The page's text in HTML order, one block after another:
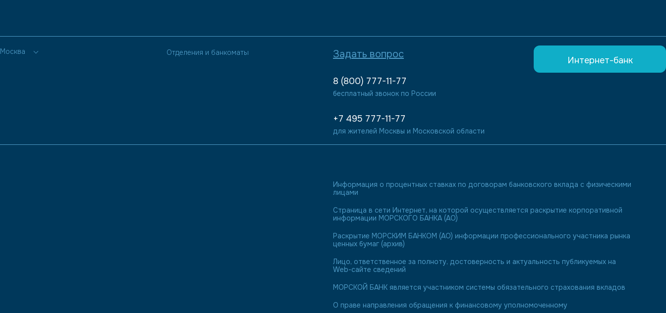
Москва Отделения и банкоматы Задать вопрос
8 (800) 777-11-77
бесплатный звонок по России
+7 495 777-11-77
для жителей Москвы и Московской области
Интернет-банк
Информация о процентных ставках по договорам банковского вклада с физическими
лицами
Страница в сети Интернет, на которой осуществляется раскрытие корпоративной
информации МОРСКОГО БАНКА (АО)
Раскрытие МОРСКИМ БАНКОМ (АО) информации профессионального участника рынка
ценных бумаг (архив)
Лицо, ответственное за полноту, достоверность и актуальность публикуемых на
Web-сайте сведений
МОРСКОЙ БАНК является участником системы обязательного страхования вкладов
О праве направления обращения к финансовому уполномоченному